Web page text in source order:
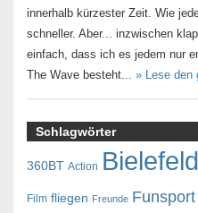
innerhalb kürzester Zeit. Wie
schneller. Aber... inzwischen
einfach, dass ich es jedem nur
The Wave besteht... » Lese den
Schlagwörter
360BT Action Bielefeld
Film fliegen Freunde Funsport